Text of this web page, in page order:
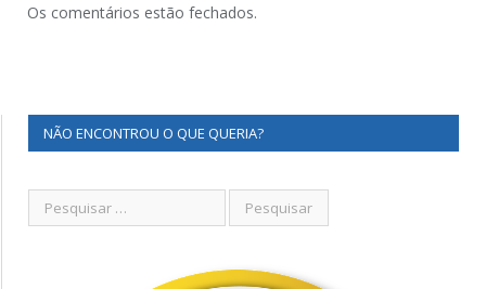
Os comentários estão fechados.
NÃO ENCONTROU O QUE QUERIA?